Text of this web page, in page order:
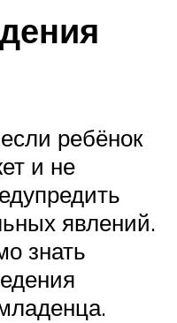
ребёнок
и не
явлений.
знать